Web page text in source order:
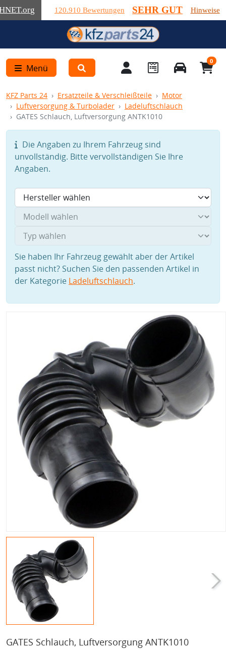
.org 120.910 Bewertungen SEHR GUT Hinweise
Menü
0
KFZ Parts 24 Ersatzteile & Verschleißteile
Motor
Luftversorgung & Turbolader
Ladeluftschlauch
GATES Schlauch, Luftversorgung ANTK1010
Die Angaben zu Ihrem Fahrzeug sind
unvollständig. Bitte vervollständigen Sie Ihre
Angaben.
Sie haben Ihr Fahrzeug gewählt aber der Artikel
passt nicht? Suchen Sie den passenden Artikel in
der Kategorie Ladeluftschlauch.
GATES Schlauch, Luftversorgung ANTK1010